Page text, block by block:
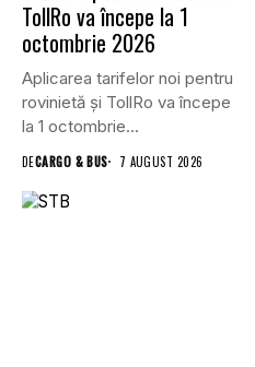
TollRo va începe la 1
octombrie 2026
Aplicarea tarifelor noi pentru
rovinietă și TollRo va începe
la 1 octombrie...
DECARGO & BUS 7 AUGUST 2026